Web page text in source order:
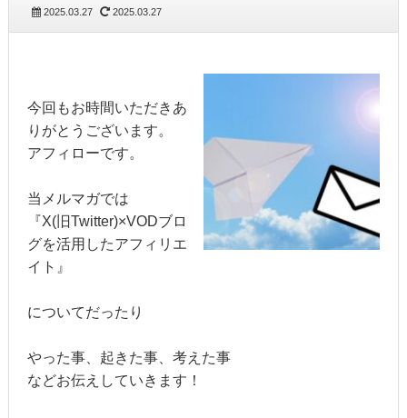
2025.03.27 2025.03.27
今回もお時間いただきあ
りがとうございます。
アフィローです。
当メルマガでは
『X(旧Twitter)×VODブロ
グを活用したアフィリエ
イト』
についてだったり
やった事、起きた事、考えた事
などお伝えしていきます！